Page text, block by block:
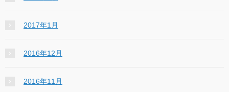
2017年1月
2016年12月
2016年11月